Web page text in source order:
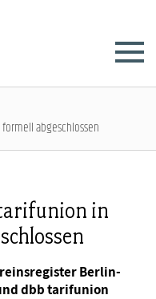
abgeschlossen
in
Berlin-
dbb tarifunion